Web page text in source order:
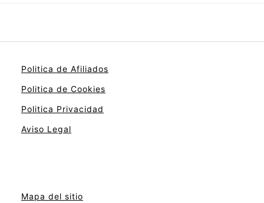
Politica de Afiliados
Politica de Cookies
Politica Privacidad
Aviso Legal
Mapa del sitio